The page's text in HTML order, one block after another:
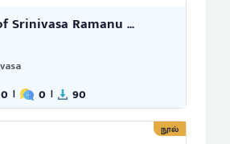
Srinivasa Ramanu ...
0 | 0 | 90
நூல்